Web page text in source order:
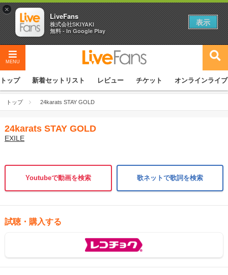
MENU
トップ 新着セットリスト レビュー チケット オンラインライブ
トップ 24karats STAY GOLD
24karats STAY GOLD
EXILE
Youtubeで動画を検索 歌ネットで歌詞を検索
試聴・購入する
×
LiveFans
株式会社SKIYAKI
無料 - In Google Play
表示